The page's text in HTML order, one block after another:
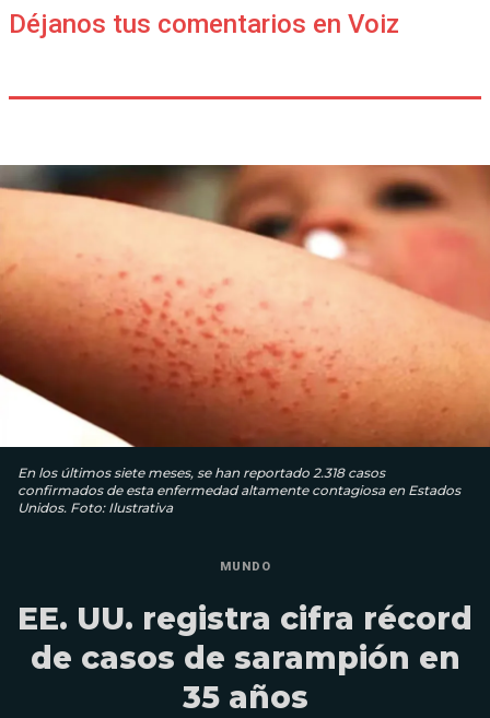
Déjanos tus comentarios en Voiz
En los últimos siete meses, se han reportado 2.318 casos
confirmados de esta enfermedad altamente contagiosa en Estados
Unidos. Foto: Ilustrativa
MUNDO
EE. UU. registra cifra récord
de casos de sarampión en
35 años